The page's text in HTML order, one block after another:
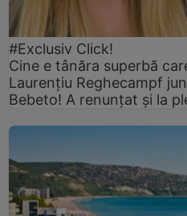
#Exclusiv Click!
Cine e tânăra superbă
Laurențiu Reghecampf
Bebeto! A renunțat și la